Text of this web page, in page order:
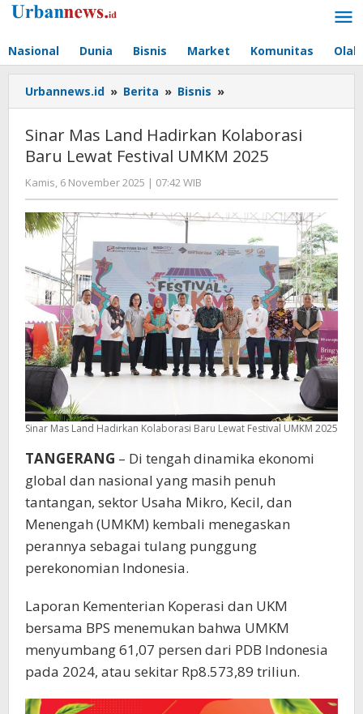
Lewati
Nasional Dunia Bisnis Market Komunitas
Urbannews.id » Berita » Bisnis »
Mas
Hadirkan
Kolaborasi
Festival
UMKM
2025
Sinar Mas Land Hadirkan Kolaborasi
Baru Lewat Festival UMKM 2025
Kamis, 6 November 2025 | 07:42 WIB
Editor
Sinar Mas Land Hadirkan Kolaborasi Baru Lewat Festival UMKM 2025
TANGERANG – Di tengah dinamika ekonomi
global dan nasional yang masih penuh
tantangan, sektor Usaha Mikro, Kecil, dan
Menengah (UMKM) kembali menegaskan
perannya sebagai tulang punggung
perekonomian Indonesia.
Laporan Kementerian Koperasi dan UKM
bersama BPS menemukan bahwa UMKM
menyumbang 61,07 persen dari PDB Indonesia
pada 2024, atau sekitar Rp8.573,89 triliun.